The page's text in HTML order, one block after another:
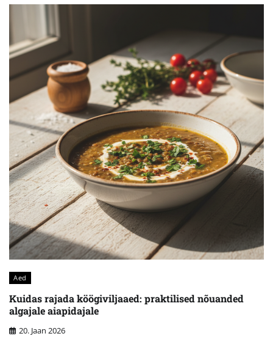
Aed
Kuidas rajada köögiviljaaed: praktilised nõuanded
algajale aiapidajale
20. Jaan 2026